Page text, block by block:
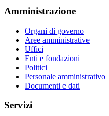
Amministrazione
Organi di governo
Aree amministrative
Uffici
Enti e fondazioni
Politici
Personale amministrativo
Documenti e dati
Servizi